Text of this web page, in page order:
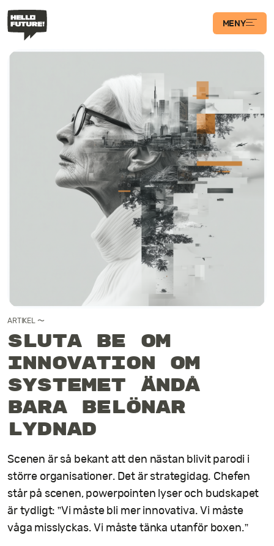
MENY
Våra Program
Transformations­
podden
Artiklar
Filosofi
Kontakt
ARTIKEL〜
Sluta be om
innovation om
systemet ändå
bara belönar
lydnad
Scenen är så bekant att den nästan blivit parodi i
större organisationer. Det är strategidag. Chefen
står på scenen, powerpointen lyser och budskapet
är tydligt: ”Vi måste bli mer innovativa. Vi måste
våga misslyckas. Vi måste tänka utanför boxen.”